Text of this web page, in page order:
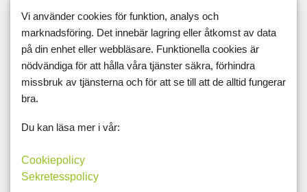
16:8 5:2 actiway äggfasta appen
aprikos
avkoppling
bilder blogg bloggen
dash
dash-dieten
diagram efterlysning energigivande
framgång
hälsoresa
hälsosamt
Vi använder cookies för funktion, analys och
marknadsföring. Det innebär lagring eller åtkomst av data
på din enhet eller webbläsare. Funktionella cookies är
nödvändiga för att hålla våra tjänster säkra, förhindra
missbruk av tjänsterna och för att se till att de alltid fungerar
bra.
Du kan läsa mer i vår:
Cookiepolicy
Sekretesspolicy